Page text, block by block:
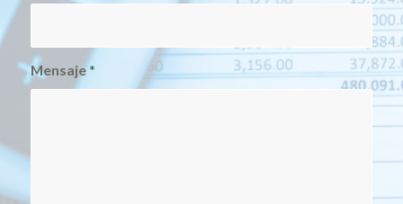
Mensaje *